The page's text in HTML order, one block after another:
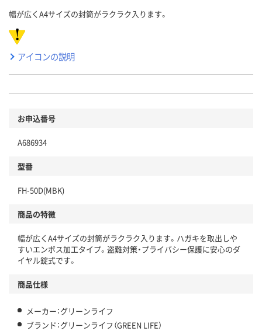
幅が広くA4サイズの封筒がラクラク入ります。
アイコンの説明
お申込番号
A686934
型番
FH-50D(MBK)
商品の特徴
幅が広くA4サイズの封筒がラクラク入ります。ハガキを取出しや
すいエンボス加工タイプ。盗難対策・プライバシー保護に安心のダ
イヤル錠式です。
商品仕様
メーカー：グリーンライフ
ブランド：グリーンライフ（GREEN LIFE）